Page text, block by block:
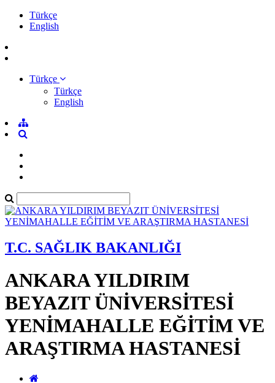
Türkçe
English
Türkçe
Türkçe
English
T.C. SAĞLIK BAKANLIĞI
ANKARA YILDIRIM
BEYAZIT ÜNİVERSİTESİ
YENİMAHALLE EĞİTİM VE
ARAŞTIRMA HASTANESİ